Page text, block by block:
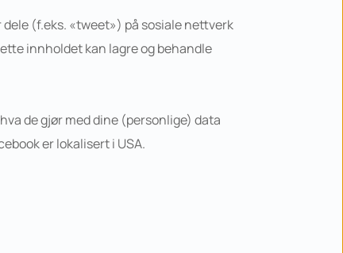
(f.eks. «tweet») på sosiale nettverk
innholdet kan lagre og behandle
de gjør med dine (personlige) data
er lokalisert i USA.